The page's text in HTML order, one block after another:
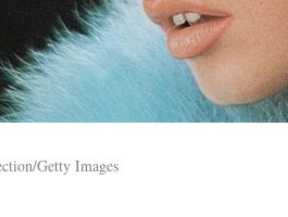
Getty Images